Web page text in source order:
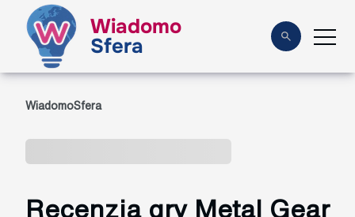
Wiadomo
Sfera
WiadomoSfera
Recenzja gry Metal Gear